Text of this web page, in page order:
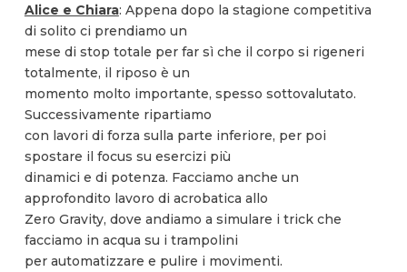
Alice e Chiara: Appena dopo la stagione competitiva
di solito ci prendiamo un
mese di stop totale per far sì che il corpo si rigeneri
totalmente, il riposo è un
momento molto importante, spesso sottovalutato.
Successivamente ripartiamo
con lavori di forza sulla parte inferiore, per poi
spostare il focus su esercizi più
dinamici e di potenza. Facciamo anche un
approfondito lavoro di acrobatica allo
Zero Gravity, dove andiamo a simulare i trick che
facciamo in acqua su i trampolini
per automatizzare e pulire i movimenti.